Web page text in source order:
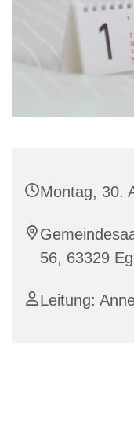
Montag, 30.
56, 63329
Leitung: